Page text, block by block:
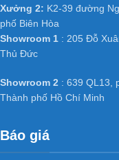
Xưởng 2: K2-39 đường
phố Biên Hòa
Showroom 1 : 205 Đỗ
Thủ Đức
Showroom 2 : 639 QL13,
Thành phố Hồ Chí Minh
Báo giá